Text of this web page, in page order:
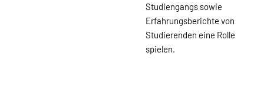
Studiengangs sowie
Erfahrungsberichte von
Studierenden eine Rolle
spielen.